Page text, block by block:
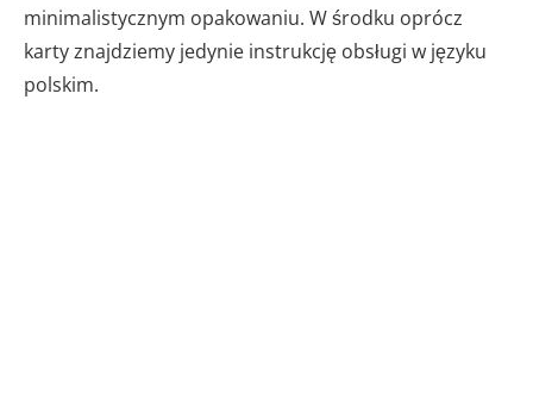
minimalistycznym opakowaniu. W środku oprócz
karty znajdziemy jedynie instrukcję obsługi w języku
polskim.